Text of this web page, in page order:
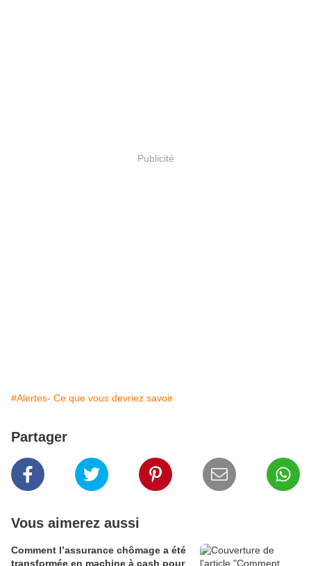
Publicité
#Alertes- Ce que vous devriez savoir
Partager
Vous aimerez aussi
Comment l’assurance chômage a été
transformée en machine à cash pour